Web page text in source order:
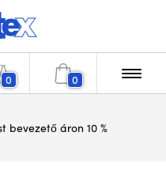
0 0
bevezető áron 10 %